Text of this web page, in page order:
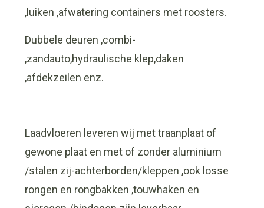
,luiken ,afwatering containers met roosters.
Dubbele deuren ,combi-
,zandauto,hydraulische klep,daken
,afdekzeilen enz.
Laadvloeren leveren wij met traanplaat of
gewone plaat en met of zonder aluminium
/stalen zij-achterborden/kleppen ,ook losse
rongen en rongbakken ,touwhaken en